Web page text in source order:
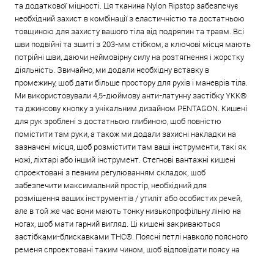
та додаткової міцності. Ця тканина Nylon Ripstop забезпечує
необхідний захист в комбінації з еластичністю та достатньою
товщиною для захисту вашого тіла від подряпин та травм. Всі
шви подвійні та зшиті з 203-мм стібком, а ключові місця мають
потрійні шви, даючи неймовірну силу на розтягнення і жорстку
діяльність. Звичайно, ми додали необхідну вставку в
промежину, щоб дати більше простору для рухів і маневрів тіла.
Ми використовували 4,5-дюймову анти-латунну застібку YKK®
та джинсову кнопку з унікальним дизайном PENTAGON. Кишені
для рук зроблені з достатньою глибиною, щоб повністю
помістити там руки, а також ми додали захисні накладки на
зазначені місця, щоб розмістити там ваші інструменти, такі як
ножі, ліхтарі або інший інструмент. Стегнові вантажні кишені
спроектовані з певним регулюванням складок, щоб
забезпечити максимальний простір, необхідний для
розміщення ваших інструментів / утиліт або особистих речей,
але в той же час вони мають тонку низькопрофільну лінію на
ногах, щоб мати гарний вигляд. Ці кишені закриваються
застібками-блискавками THC®. Поясні петлі навколо поясного
ременя спроектовані таким чином, щоб відповідати поясу на